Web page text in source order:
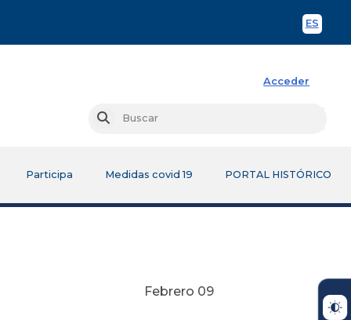
ES
Acceder
Buscar
Participa Medidas covid 19 PORTAL HISTÓRICO
09